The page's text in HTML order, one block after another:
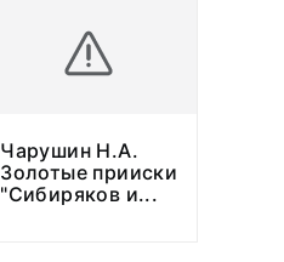
Чарушин Н.А.
Золотые прииски
"Сибиряков и...